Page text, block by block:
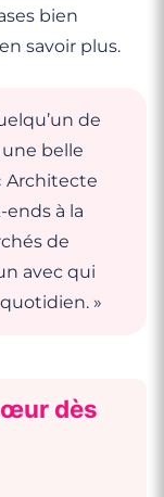
bien
savoir plus.
de
belle
Architecte
ends à la
de
avec qui
»
dès